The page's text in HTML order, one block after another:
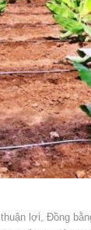
lợi, Đồng